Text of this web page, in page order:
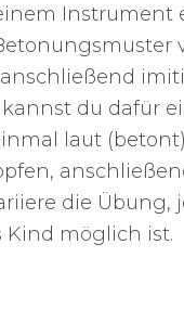
Instrument
du dafür
laut
die Übung,
Kind möglich ist.